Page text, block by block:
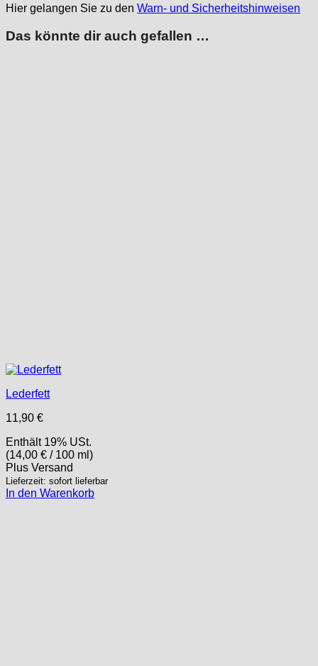
Hier gelangen Sie zu den Warn- und Sicherheitshinweisen
Das könnte dir auch gefallen …
Lederfett
11,90 €
Enthält 19% USt.
(14,00 € / 100 ml)
Plus Versand
Lieferzeit: sofort lieferbar
In den Warenkorb